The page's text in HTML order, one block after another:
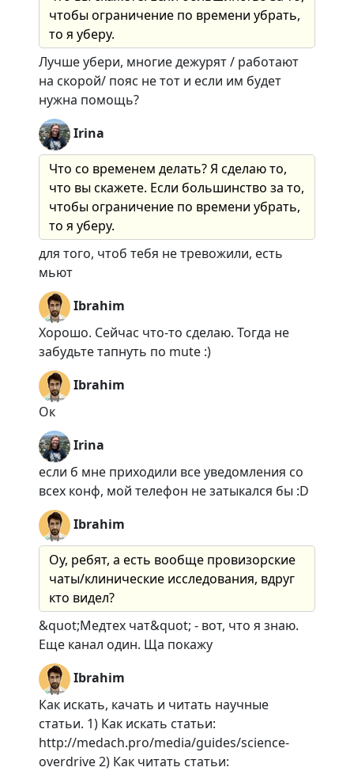
чтобы ограничение по времени убрать,
то я уберу.
Лучше убери, многие дежурят / работают
на скорой/ пояс не тот и если им будет
нужна помощь?
Irina
Что со временем делать? Я сделаю то,
что вы скажете. Если большинство за то,
чтобы ограничение по времени убрать,
то я уберу.
для того, чтоб тебя не тревожили, есть
мьют
Ibrahim
Хорошо. Сейчас что-то сделаю. Тогда не
забудьте тапнуть по mute :)
Ibrahim
Ок
Irina
если б мне приходили все уведомления со
всех конф, мой телефон не затыкался бы :D
Ibrahim
Оу, ребят, а есть вообще провизорские
чаты/клинические исследования, вдруг
кто видел?
&quot;Медтех чат&quot; - вот, что я знаю.
Еще канал один. Ща покажу
Ibrahim
Как искать, качать и читать научные
статьи. 1) Как искать статьи:
http://medach.pro/media/guides/science-
overdrive 2) Как читать статьи: